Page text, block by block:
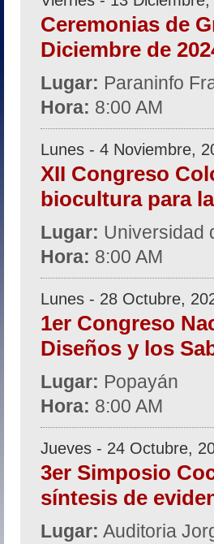
Ceremonias de
Diciembre de
Lugar: Paraninfo
Hora: 8:00 AM
Lunes - 4 Noviembre,
XII Congreso
biocultura para
Lugar: Universidad
Hora: 8:00 AM
Lunes - 28 Octubre,
1er Congreso
Diseños y los
Lugar: Popayán
Hora: 8:00 AM
Jueves - 24 Octubre,
3er Simposio
síntesis de
Lugar: Auditoria